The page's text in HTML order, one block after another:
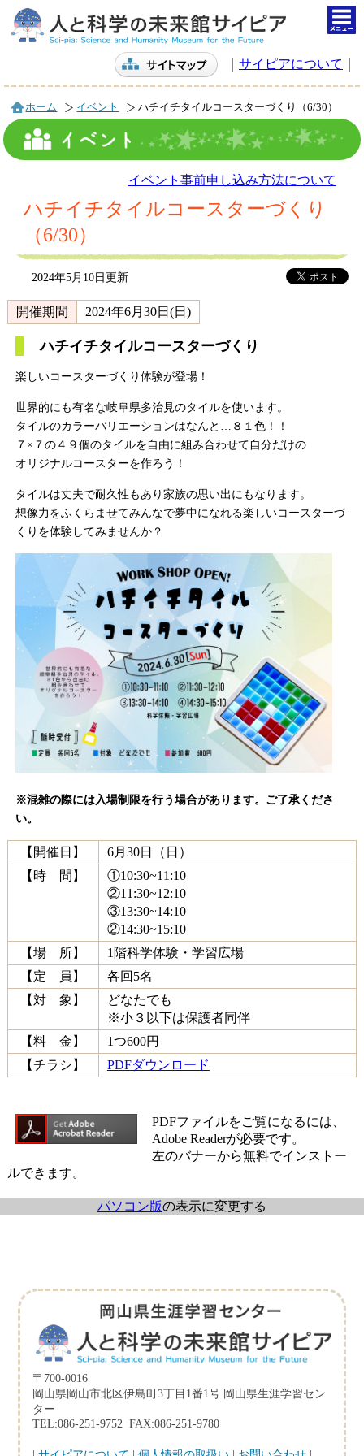
サイピアについて
ホーム イベント ハチイチタイルコースターづくり（6/30）
イベント事前申し込み方法について
ハチイチタイルコースターづくり
（6/30）
2024年5月10日更新
開催期間 2024年6月30日(日)
ハチイチタイルコースターづくり
楽しいコースターづくり体験が登場！
世界的にも有名な岐阜県多治見のタイルを使います。
タイルのカラーバリエーションはなんと…８１色！！
７×７の４９個のタイルを自由に組み合わせて自分だけの
オリジナルコースターを作ろう！
タイルは丈夫で耐久性もあり家族の思い出にもなります。
想像力をふくらませてみんなで夢中になれる楽しいコースターづ
くりを体験してみませんか？
※混雑の際には入場制限を行う場合があります。ご了承くださ
い。
【開催日】
6月30日（日）
【時 間】
①10:30~11:10
②11:30~12:10
③13:30~14:10
②14:30~15:10
【場 所】
1階科学体験・学習広場
【定 員】
各回5名
【対 象】
どなたでも
※小３以下は保護者同伴
【料 金】
1つ600円
【チラシ】
PDFダウンロード
PDFファイルをご覧になるには、
Adobe Readerが必要です。
左のバナーから無料でインストー
ルできます。
パソコン版の表示に変更する
〒700-0016
岡山県岡山市北区伊島町3丁目1番1号 岡山県生涯学習セン
ター
TEL:086-251-9752 FAX:086-251-9780